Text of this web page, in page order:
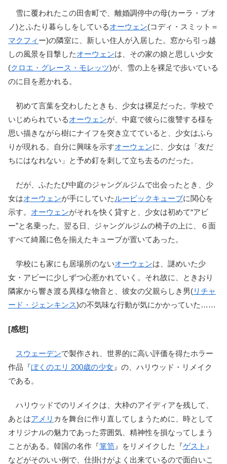
雪に覆われたこの田舎町で、離婚調停中の母(カーラ・ブオ
ノ)とふたり暮らしをしているオーウェン(コディ・スミット＝
マクフィ ー)の隣室に、新しい住人が入居した。窓から引っ越
しの風景を目撃したオーウェンは、その家の娘と思しい少女
(クロエ・グレース・モレッツ)が、雪の上を裸足で歩いている
のに目を惹かれる。
初めて言葉を交わしたときも、少女は裸足だった。学校で
いじめられているオーウェンが、中庭で彼らに復讐する様を
思い描きながら樹にナイフを突き立てていると、少女はふら
りが現れる。自分に興味を示すオーウェンに、少女は「友だ
ちにはなれない」と予め釘を刺して立ち去るのだった。
だが、ふたたび中庭のジャングルジムで出会ったとき、少
女はオーウェンが手にしていた ルービックキューブに関心を
示す。 オーウェンがそれを快く貸すと、少女は初めて“アビ
ー”と名乗った。翌る日、ジャングルジムの椅子の上に、６面
すべて綺麗に色を揃えたキューブが置いてあった。
学校にも家にも居場所のないオーウェンは、謎めいた少
女・アビーに少しずつ心惹かれていく。それ故に、ときおり
隣家から響き渡る異様な物音と、彼女の父親らしき男(リチャ
ード・ジェンキンス)の不気味な行動が気にかかっていた……
[感想]
スウェーデンで製作され、世界的に高い評価を得たホラー
作品『ぼくのエリ 200歳の少女 』の、ハリウッド・リメイク
である。
ハリウッドでのリメイクは、大枠のアイディアを残して、
あとはアメリ カを舞台に作り直してしまうために、時として
オリジナルの魅力であった雰囲気、精神性を損なってしまう
ことがある。韓国の名作『箪笥 』をリメイクした『ゲスト 』
などがそのいい例で、仕掛けがよく出来ているので面白いこ